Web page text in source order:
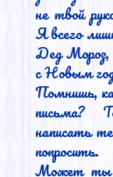
не твой
Я всего
Дед Мороз,
с Новым
Помнишь,
письма?
написать
попросить.
Может ты